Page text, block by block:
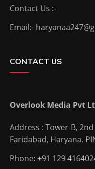
Contact Us :-
Email:-
CONTACT US
Overlook Media Pvt
Address : Tower-B,
Faridabad, Haryana.
Phone: +91 129